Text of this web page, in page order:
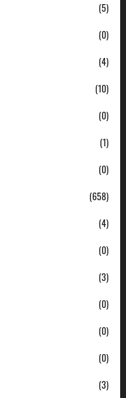
(5)
(0)
(4)
(10)
(0)
(1)
(0)
(658)
(4)
(0)
(3)
(0)
(0)
(0)
(3)